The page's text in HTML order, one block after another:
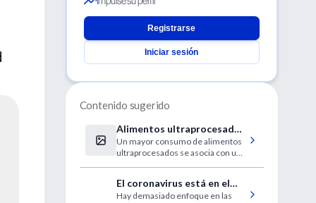
Registrarse
Iniciar sesión
Contenido sugerido
Alimentos ultraprocesados
y enfermedad
cardiovascular
Un mayor consumo de alimentos
ultraprocesados se asocia con un
El coronavirus está en el
aire
Hay demasiado enfoque en las